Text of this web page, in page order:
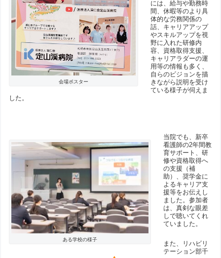
会場ポスター
には、給与や勤務時
間、休暇等のより具
体的な労務関係の
話、キャリアアップ
やスキルアップを視
野に入れた研修内
容、資格取得支援、
キャリアラダーの運
用等の情報も多く、
自らのビジョンを描
きながら説明を受け
ている様子が伺えま
した。
ある学校の様子
当院でも、新卒
看護師の2年間教
育サポート、研
修や資格取得へ
の支援（補
助）、奨学金に
よるキャリア支
援等をお伝えし
ました。参加者
は、真剣な眼差
しで聴いてくれ
ていました。
また、リハビリ
テーション部千